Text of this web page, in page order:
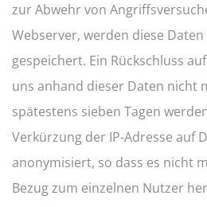
zur Abwehr von
Webserver, werden diese
gespeichert. Ein Rückschluss
uns anhand dieser Daten nicht
spätestens sieben Tagen
Verkürzung der IP-Adresse auf
anonymisiert, so dass es nicht
Bezug zum einzelnen Nutzer